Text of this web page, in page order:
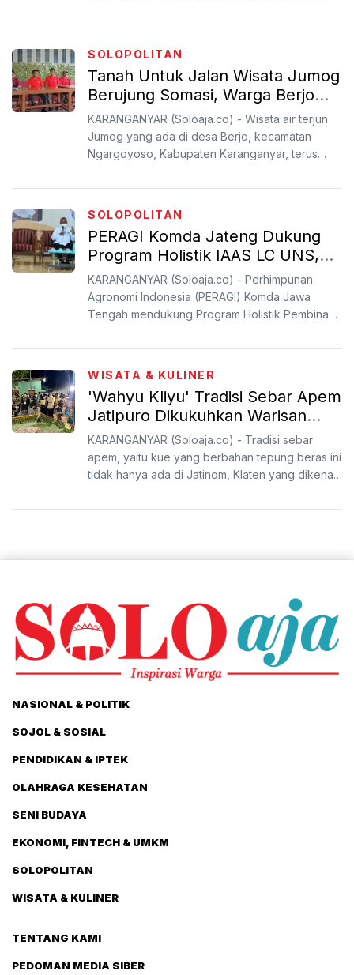
SOLOPOLITAN
Tanah Untuk Jalan Wisata Jumog
Berujung Somasi, Warga Berjo
Hanya Minta diizinkan Buka
Warung
KARANGANYAR (Soloaja.co) - Wisata air terjun
Jumog yang ada di desa Berjo, kecamatan
Ngargoyoso, Kabupaten Karanganyar, terus
SOLOPOLITAN
PERAGI Komda Jateng Dukung
Program Holistik IAAS LC UNS,
Kembangkan 'Benten' Benalu
Teh di Ngargoyoso
KARANGANYAR (Soloaja.co) - Perhimpunan
Agronomi Indonesia (PERAGI) Komda Jawa
Tengah mendukung Program Holistik Pembinaan
WISATA & KULINER
'Wahyu Kliyu' Tradisi Sebar Apem
Jatipuro Dikukuhkan Warisan
Budaya Nasional Tak Benda oleh
Kemendikbud
KARANGANYAR (Soloaja.co) - Tradisi sebar
apem, yaitu kue yang berbahan tepung beras ini
tidak hanya ada di Jatinom, Klaten yang dikenal
NASIONAL & POLITIK
SOJOL & SOSIAL
PENDIDIKAN & IPTEK
OLAHRAGA KESEHATAN
SENI BUDAYA
EKONOMI, FINTECH & UMKM
SOLOPOLITAN
WISATA & KULINER
TENTANG KAMI
PEDOMAN MEDIA SIBER